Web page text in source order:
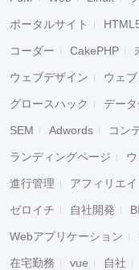
ポータルサイト
コーダー CakePHP
ウェブデザイン ウェ
グロースハック デー
SEM Adwords コン
ランディングページ
進行管理 アフィリエイ
ゼロイチ 自社開発
Webアプリケーション
在宅勤務 vue 自社